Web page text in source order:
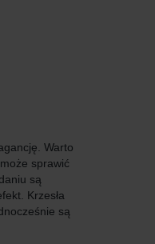
Warto
sprawić
są
Krzesła
są